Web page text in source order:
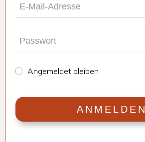
Ange­mel­det blei­ben
ANMEL­DEN